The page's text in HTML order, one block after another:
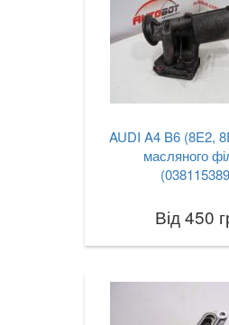
AUDI A4 B6 (8E2,
масляного
Від 450